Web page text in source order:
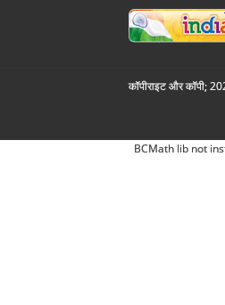
कॉपीराइट और कॉपी;
BCMath lib not